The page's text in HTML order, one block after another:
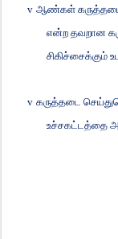
v ஆண்கள் கருத்தடை
என்ற தவறான
சிகிச்சைக்கும்
v கருத்தடை
உச்சகட்டத்தை